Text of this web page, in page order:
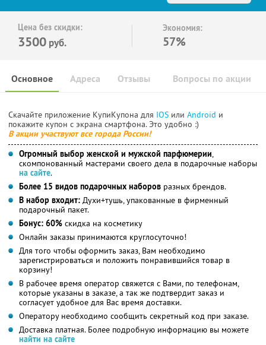
Цена без скидки:
3500 руб.
Экономия:
57%
Основное Отзывы Вопросы по акции
Адреса
Скачайте приложение КупиКупона для IOS или Android и
покажите купон с экрана смартфона. Это удобно :)
В акции участвуют все города России!
Огромный выбор женской и мужской парфюмерии,
скомпонованный мастерами своего дела в подарочные наборы
на сайте.
Более 15 видов подарочных наборов разных брендов.
В набор входит: Духи+тушь, упакованные в фирменный
подарочный пакет.
Бонус: 60% скидка на косметику
Онлайн заказы принимаются круглосуточно!
Для того чтобы оформить заказ, Вам необходимо
зарегистрироваться и положить понравившийся товар в
корзину!
В рабочее время оператор свяжется с Вами, по телефонам,
которые указаны в заказе, а так же подтвердит заказ и
согласует удобное для Вас время доставки.
Оператору необходимо сообщить секретный код при заказе.
Доставка платная. Более подробную информацию вы можете
найти на сайте